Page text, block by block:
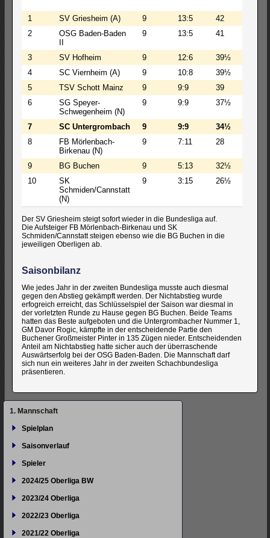
1 SV Griesheim (A) 9 13:5
42
2
OSG Baden-Baden
9 13:5 41
3 SV Hofheim 9 12:6
39½
4
SC Viernheim (A) 9 10:8
39½
5
TSV Schott Mainz 9 9:9
39
6
SG Speyer-
Schwegenheim (N)
9 9:9 37½
7 SC Untergrombach 9 9:9
34½
8
FB Mörlenbach-
Birkenau (N)
9 7:11 28
9 BG Buchen 9 5:13
32½
10
SK
Schmiden/Cannstatt
(N)
9 3:15 26½
Der SV Griesheim steigt sofort wieder in die Bundesliga auf.
Die Aufsteiger FB Mörlenbach-Birkenau und SK
Schmiden/Cannstatt steigen ebenso wie die BG Buchen in die
jeweiligen Oberligen ab.
Saisonbilanz
Wie jedes Jahr in der zweiten Bundesliga musste auch diesmal
gegen den Abstieg gekämpft werden. Der Nichtabstieg wurde
erfogreich erreicht, das Schlüsselspiel der Saison war diesmal in
der vorletzten Runde zu Hause gegen BG Buchen. Beide Teams
hatten das Beste aufgeboten und die Untergrombacher Nummer 1,
GM Davor Rogic, kämpfte in der entscheidende Partie den
Buchener Großmeister Pinter in 135 Zügen nieder. Entscheidenden
Anteil am Nichtabstieg hatte sicher auch der überraschende
Auswärtserfolg bei der OSG Baden-Baden. Die Mannschaft darf
sich nun ein weiteres Jahr in der zweiten Schachbundesliga
präsentieren.
Navigation
1. Mannschaft
Spielplan
Saisonverlauf
Spieler
2024/25 Oberliga BW
2023/24 Oberliga
2022/23 Oberliga
2021/22 Oberliga